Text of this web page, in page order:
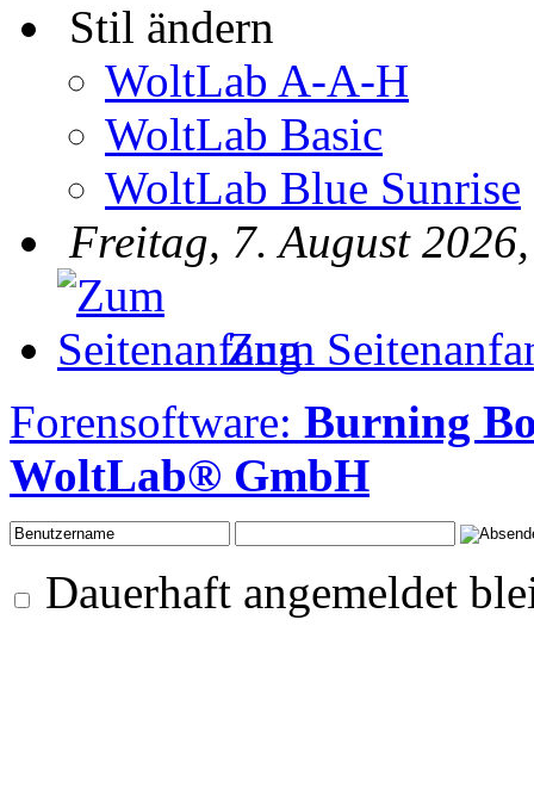
Stil ändern
WoltLab A-A-H
WoltLab Basic
WoltLab Blue Sunrise
Freitag, 7. August
Zum
Forensoftware: Burning
WoltLab® GmbH
Dauerhaft angemeldet